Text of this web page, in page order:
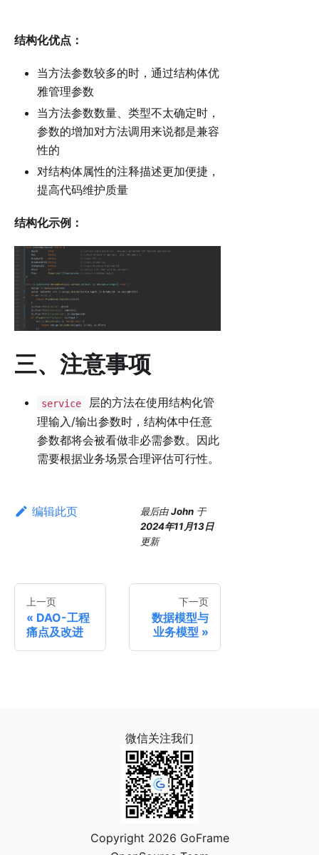
结构化优点：
当方法参数较多的时，通过结构体优
雅管理参数
当方法参数数量、类型不太确定时，
参数的增加对方法调用来说都是兼容
性的
对结构体属性的注释描述更加便捷，
提高代码维护质量
结构化示例：
三、注意事项
service
层的方法在使用结构化管
理输入/输出参数时，结构体中任意
参数都将会被看做非必需参数。因此
需要根据业务场景合理评估可行性。
编辑此页 最后由John 于
2024年11月13日
更新
上一页
DAO-工程
痛点及改进
下一页
数据模型与
业务模型
微信关注我们
Copyright 2026 GoFrame